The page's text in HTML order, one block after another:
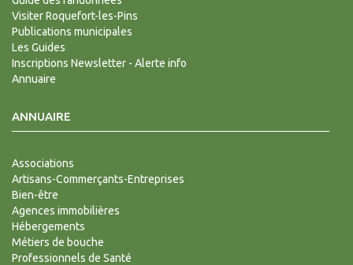
Visiter Roquefort-les-Pins
Publications municipales
Les Guides
Inscriptions Newsletter - Alerte info
Annuaire
ANNUAIRE
Associations
Artisans-Commerçants-Entreprises
Bien-être
Agences immobilières
Hébergements
Métiers de bouche
Professionnels de Santé